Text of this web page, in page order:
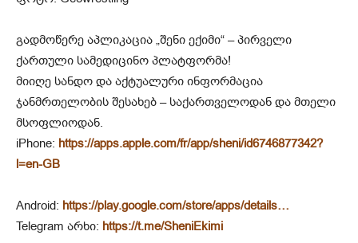
გადმოწერე აპლიკაცია „შენი ექიმი“ – პირველი
ქართული სამედიცინო პლატფორმა!
მიიღე სანდო და აქტუალური ინფორმაცია
ჯანმრთელობის შესახებ – საქართველოდან და მთელი
მსოფლიოდან.
iPhone: https://apps.apple.com/fr/app/sheni/id6746877342?
l=en-GB
Android: https://play.google.com/store/apps/details…
Telegram არხი: https://t.me/SheniEkimi